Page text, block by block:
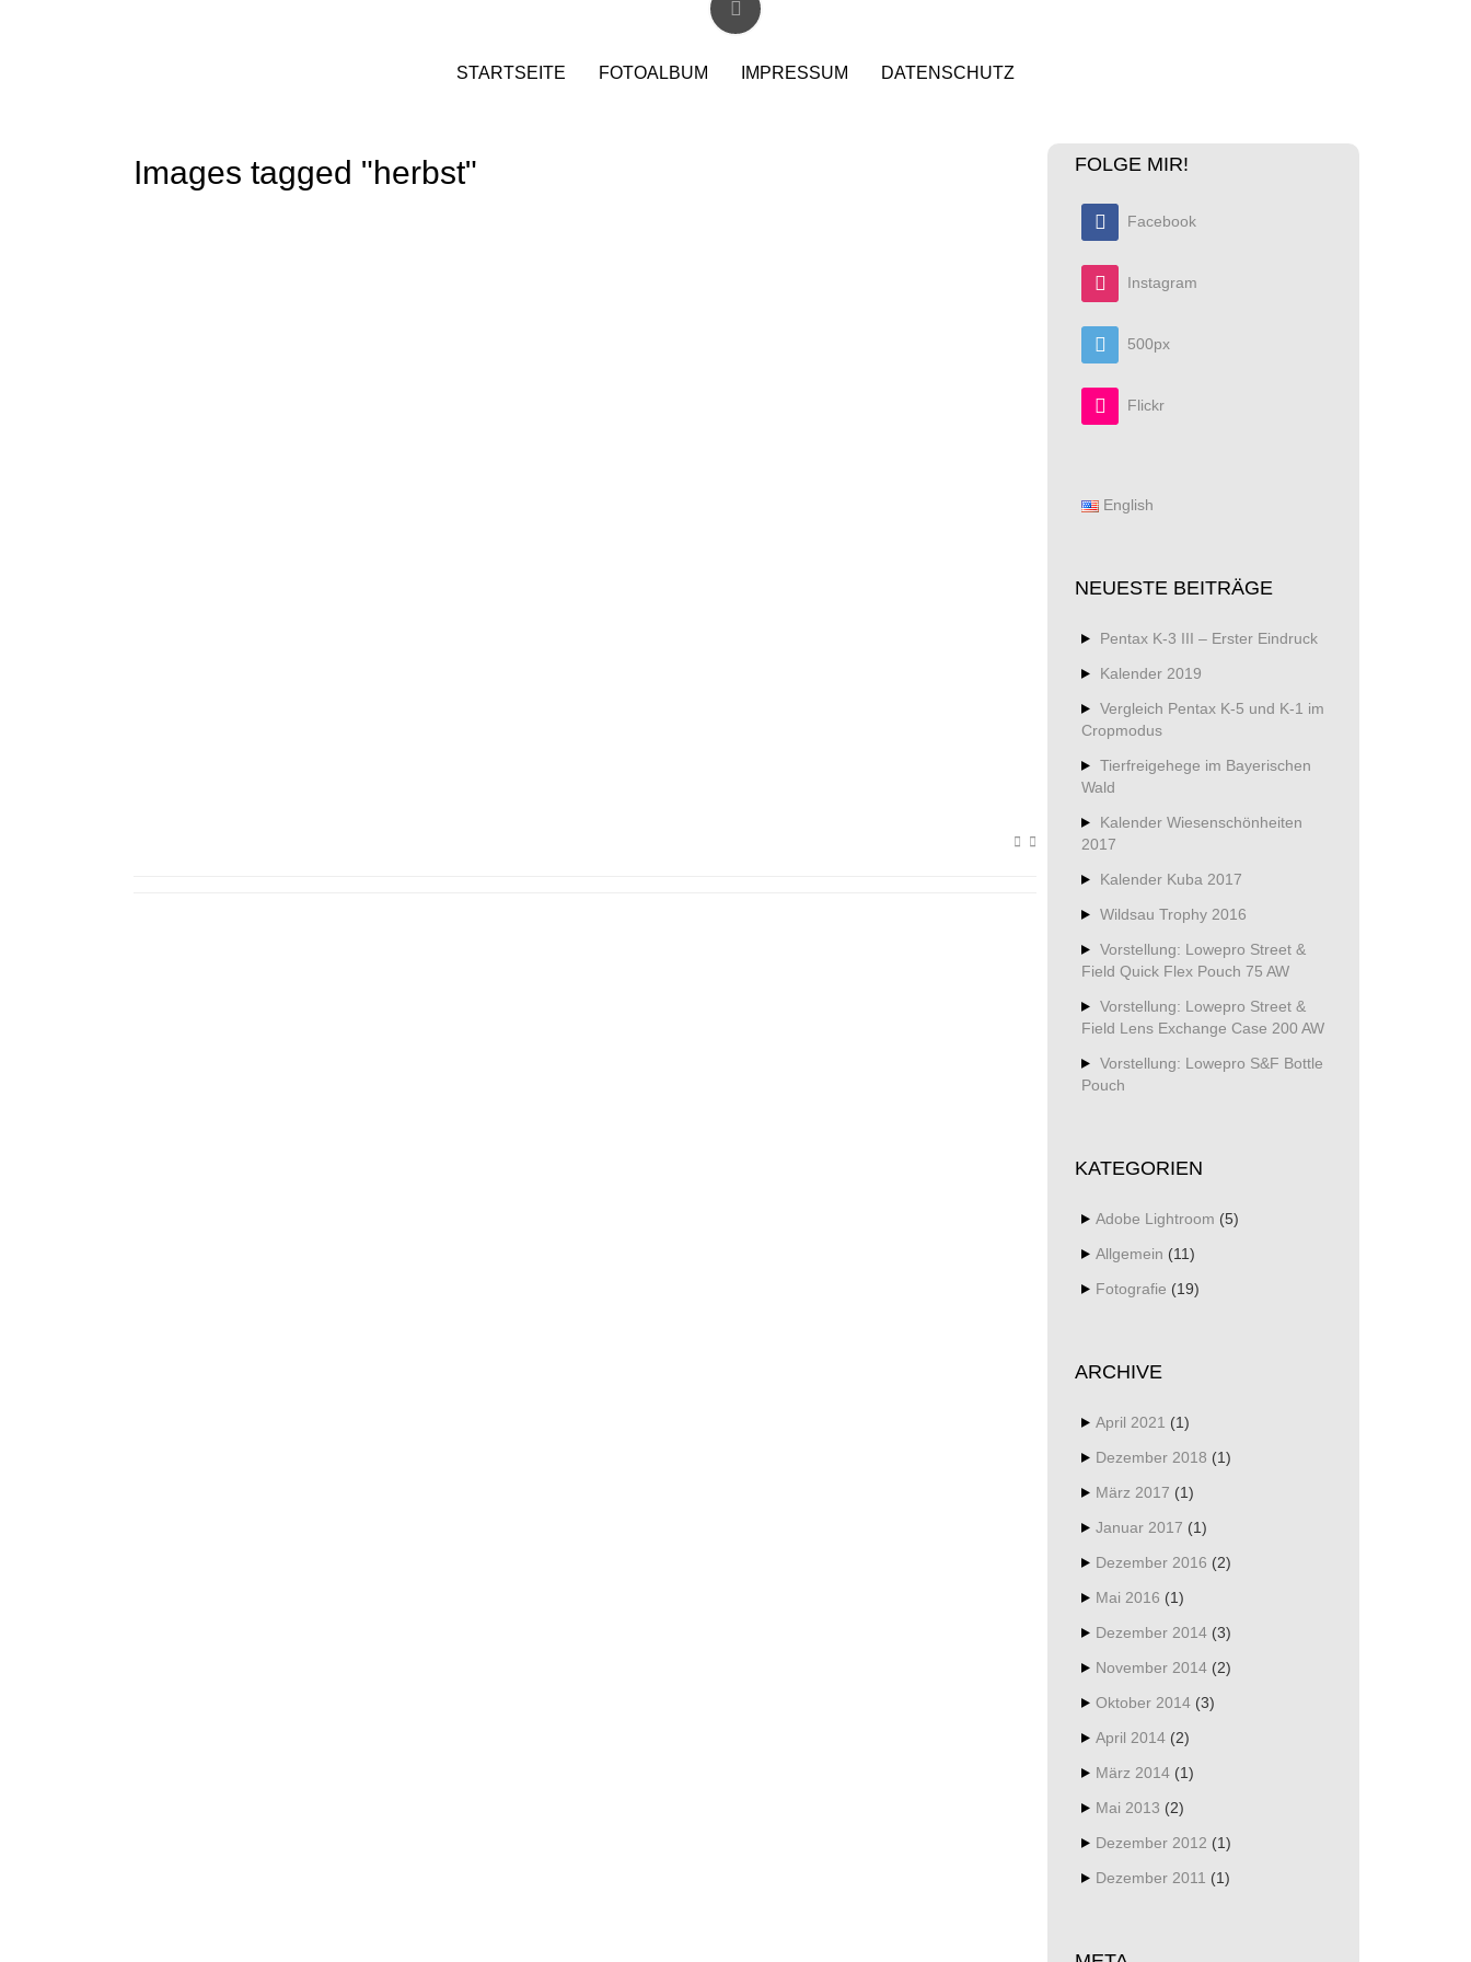
STARTSEITE FOTOALBUM IMPRESSUM DATENSCHUTZ
Images tagged "herbst" FOLGE MIR!
Facebook
Instagram
500px
Flickr
English
NEUESTE BEITRÄGE
Pentax K-3 III – Erster Eindruck
Kalender 2019
Vergleich Pentax K-5 und K-1 im
Cropmodus
Tierfreigehege im Bayerischen
Wald
Kalender Wiesenschönheiten
2017
Kalender Kuba 2017
Wildsau Trophy 2016
Vorstellung: Lowepro Street &
Field Quick Flex Pouch 75 AW
Vorstellung: Lowepro Street &
Field Lens Exchange Case 200 AW
Vorstellung: Lowepro S&F Bottle
Pouch
KATEGORIEN
Adobe Lightroom (5)
Allgemein (11)
Fotografie (19)
ARCHIVE
April 2021 (1)
Dezember 2018 (1)
März 2017 (1)
Januar 2017 (1)
Dezember 2016 (2)
Mai 2016 (1)
Dezember 2014 (3)
November 2014 (2)
Oktober 2014 (3)
April 2014 (2)
März 2014 (1)
Mai 2013 (2)
Dezember 2012 (1)
Dezember 2011 (1)